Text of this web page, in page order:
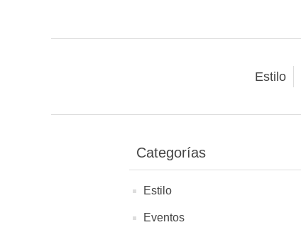
Estilo
Categorías
Estilo
Eventos